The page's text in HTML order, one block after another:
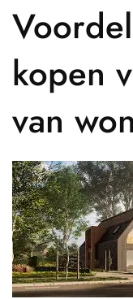
kopen
van